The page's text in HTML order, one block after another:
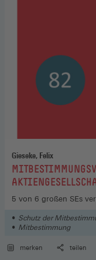
Gieseke, Felix
:
5 von 6 großen SEs
Schutz der
Mitbestimmung
merken teilen